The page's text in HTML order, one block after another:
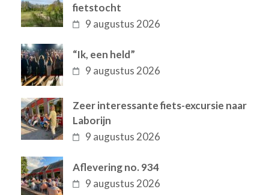
fietstocht
9 augustus 2026
“Ik, een held”
9 augustus 2026
Zeer interessante fiets-excursie naar
Laborijn
9 augustus 2026
Aflevering no. 934
9 augustus 2026